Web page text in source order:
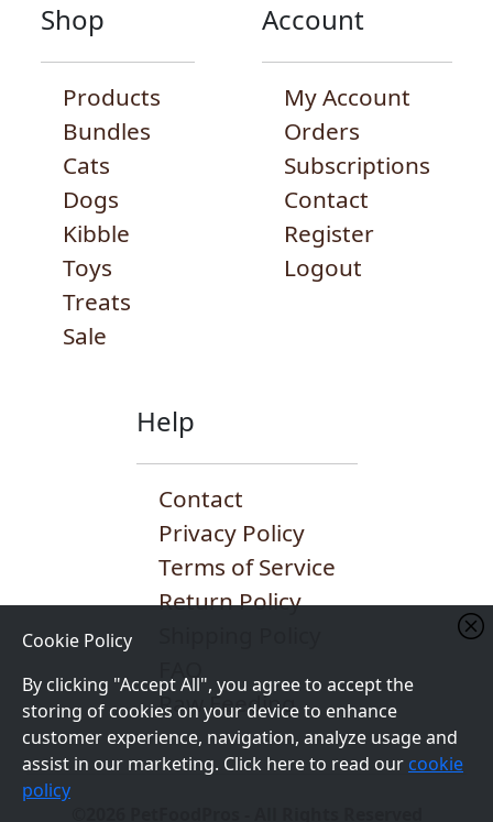
Cookie Policy
By clicking "Accept All", you agree to accept the
storing of cookies on your device to enhance
customer experience, navigation, analyze usage and
assist in our marketing. Click here to read our cookie
policy
Shop
Products
Bundles
Cats
Dogs
Kibble
Toys
Treats
Sale
Account
My Account
Orders
Subscriptions
Contact
Register
Logout
Help
Contact
Privacy Policy
Terms of Service
Return Policy
Raw Feeding